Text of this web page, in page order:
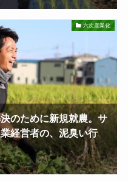
六次産業化
のために新規就農。サ
経営者の、泥臭い行